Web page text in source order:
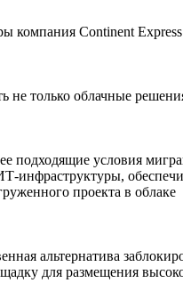
компания Continent
не только облачные
подходящие условия
инфраструктуры,
проекта в облаке
альтернатива
для размещения